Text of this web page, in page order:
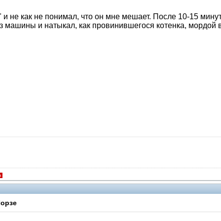
не как не понимал, что он мне мешает. После 10-15
машины и натыкал, как провинившегося котенка, мордой